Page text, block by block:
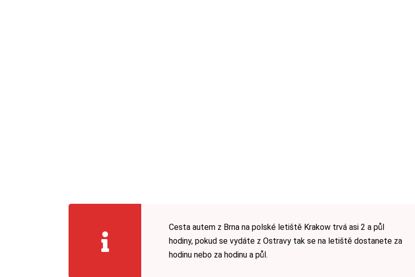
Cesta autem z Brna na polské letiště Krakow trvá asi 2 a půl
hodiny, pokud se vydáte z Ostravy tak se na letiště dostanete za
hodinu nebo za hodinu a půl.